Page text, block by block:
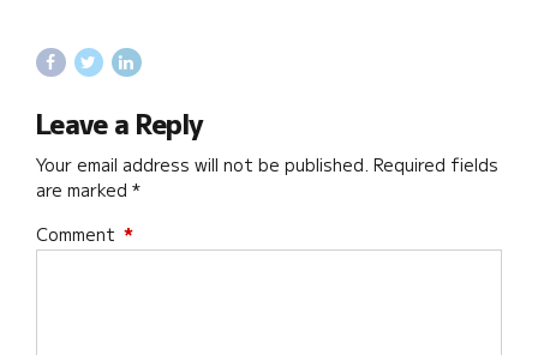
Leave a Reply
Your email address will not be published. Required fields
are marked *
Comment *